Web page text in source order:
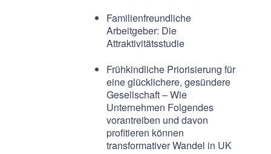
Familienfreundliche
Arbeitgeber: Die
Attraktivitätsstudie
Frühkindliche Priorisierung für
eine glücklichere, gesündere
Gesellschaft – Wie
Unternehmen Folgendes
vorantreiben und davon
profitieren können
transformativer Wandel in UK